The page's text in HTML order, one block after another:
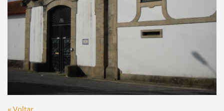
« Voltar